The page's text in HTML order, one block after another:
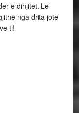
e dinjitet. Le
nga drita jote
ti!